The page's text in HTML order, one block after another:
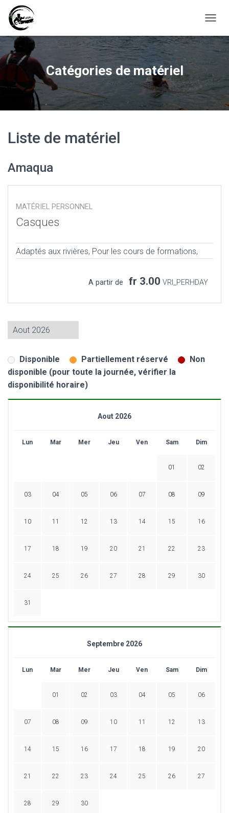
É
P
I
E
R
Catégories de matériel
Liste de matériel
Amaqua
MATÉRIEL PERSONNEL
Casques
Adaptés aux rivières, Pour les cours de formations,
A partir de fr 3.00 VRI_PERHDAY
Disponible Partiellement réservé
Non
disponible (pour toute la journée, vérifier la
disponibilité horaire)
Aout 2026
Lun Mar Mer Jeu Ven Sam Dim
01 02
03 04 05 06 07 08 09
10 11 12 13 14 15 16
17 18 19 20 21 22 23
24 25 26 27 28 29 30
31
Septembre 2026
Lun Mar Mer Jeu Ven Sam Dim
01 02 03 04 05 06
07 08 09 10 11 12 13
14 15 16 17 18 19 20
21 22 23 24 25 26 27
28 29 30